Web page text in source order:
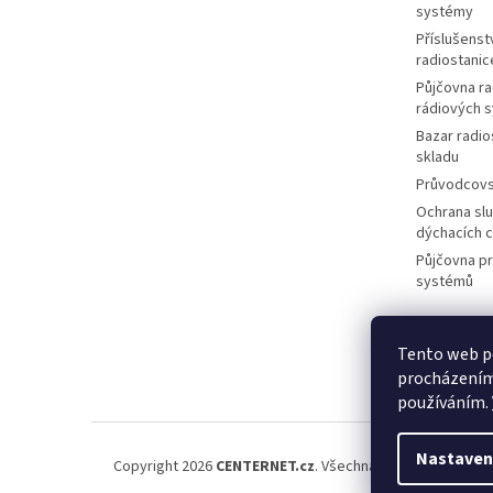
Tento web
používáním.
systémy
Půjčovna
rádiových
Bazar
skladu
Ochrana
dýchacích
Půjčovna
systémů
Copyright 2026 CENTERNET.cz. Všechna práva